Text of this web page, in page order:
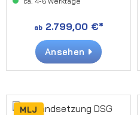
ab2.799,00 €*
Ansehen
MLJ